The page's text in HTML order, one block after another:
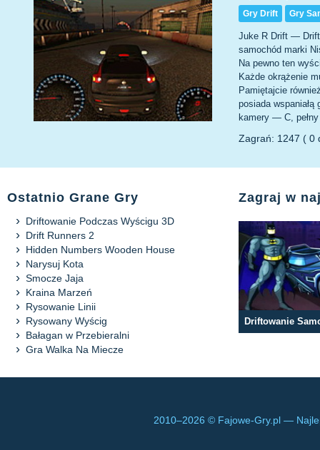
Gry Drift Gry
Juke R Drift —
samochód marki
Na pewno ten
Każde okrążenie
Pamiętajcie
posiada
kamery — C,
Zagrań: 1247 ( 0
Ostatnio Grane Gry
Driftowanie Podczas Wyścigu 3D
Drift Runners 2
Hidden Numbers Wooden House
Narysuj Kota
Smocze Jaja
Kraina Marzeń
Rysowanie Linii
Rysowany Wyścig
Bałagan w Przebieralni
Gra Walka Na Miecze
Zagraj w
2010–2026 © Fajowe-Gry.pl —